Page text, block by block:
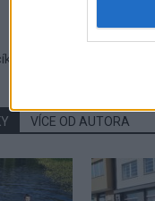
a spol. „napaří“ karanténu
VÍCE OD AUTORA